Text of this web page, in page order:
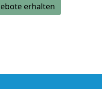
erhalten